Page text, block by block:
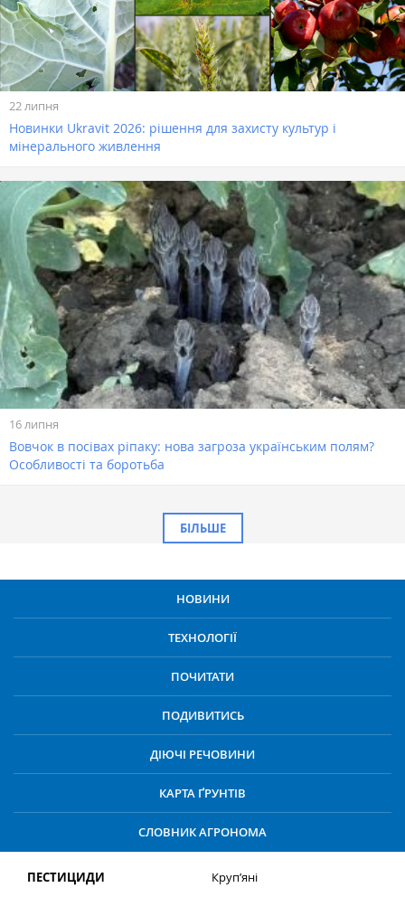
22 липня
Новинки Ukravit 2026: рішення для захисту культур і
мінерального живлення
16 липня
Вовчок в посівах ріпаку: нова загроза українським полям?
Особливості та боротьба
БІЛЬШЕ
НОВИНИ
ТЕХНОЛОГІЇ
ПОЧИТАТИ
ПОДИВИТИСЬ
ДІЮЧІ РЕЧОВИНИ
КАРТА ҐРУНТІВ
СЛОВНИК АГРОНОМА
ПЕСТИЦИДИ
Круп’яні